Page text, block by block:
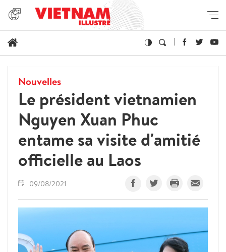
Nouvelles
Le président vietnamien
Nguyen Xuan Phuc
entame sa visite d'amitié
officielle au Laos
09/08/2021